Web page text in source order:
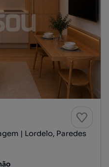
| Lordelo, Paredes